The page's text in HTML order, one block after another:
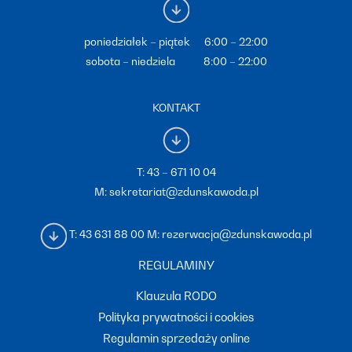
poniedziałek – piątek 6:00 – 22:00
sobota – niedziela 8:00 – 22:00
KONTAKT
T:43 – 671 10 04
M:sekretariat@zdunskawoda.pl
T:43 631 88 00 M: rezerwacja@zdunskawoda.pl
REGULAMINY
Klauzula RODO
Polityka prywatności i cookies
Regulamin sprzedaży online